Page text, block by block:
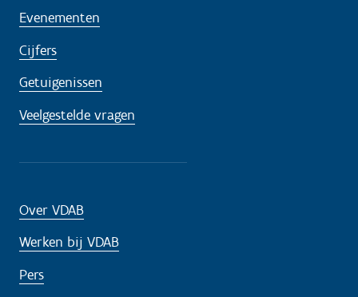
Evenementen
Cijfers
Getuigenissen
Veelgestelde vragen
Over VDAB
Werken bij VDAB
Pers